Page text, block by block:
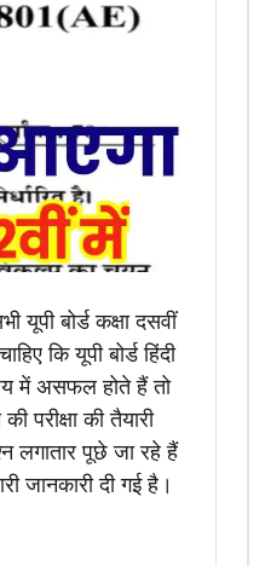
यूपी बोर्ड कक्षा दसवीं
कि यूपी बोर्ड हिंदी
में असफल होते हैं तो
परीक्षा की तैयारी
लगातार पूछे जा रहे हैं
जानकारी दी गई है।